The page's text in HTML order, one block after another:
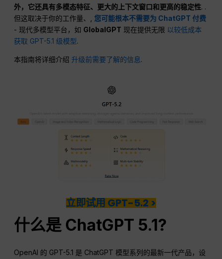
外，它还具有多模态特征、更大的上下文窗口和更高的稳定性. .
但这取决于你的工作量、,您可能根本不需要为 ChatGPT 付费
- 现代多模型平台，如 GlobalGPT 现在提供无限 以较低成本
获取 GPT-5.1 级模型.
本指南将详细介绍升级前需要了解的信息.
立即试用 GPT-5.2 >
什么是 ChatGPT 5.1?
OpenAI 的 GPT-5.1 是 ChatGPT 模型系列的最新一代产品，设